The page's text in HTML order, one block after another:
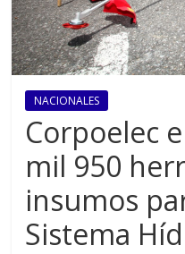
NACIONALES
Corpoelec
mil 950
insumos
Sistema